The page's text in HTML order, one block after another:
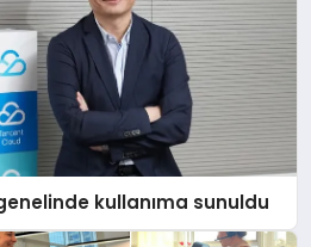
kullanıma sunuldu